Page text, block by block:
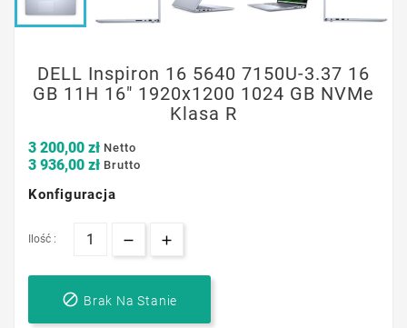
DELL Inspiron 16 5640 7150U-3.37 16
GB 11H 16" 1920x1200 1024 GB NVMe
Klasa R
3 200,00 zł Netto
3 936,00 zł Brutto
Konfiguracja
Ilość :
 Brak Na Stanie